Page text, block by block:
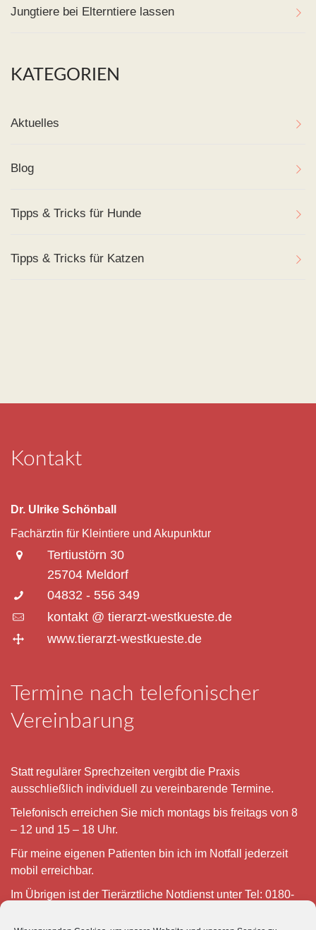
Jungtiere bei Elterntiere lassen
KATEGORIEN
Aktuelles
Blog
Tipps & Tricks für Hunde
Tipps & Tricks für Katzen
Kontakt
Dr. Ulrike Schönball
Fachärztin für Kleintiere und Akupunktur
Tertiustörn 30
25704 Meldorf
04832 - 556 349
kontakt @ tierarzt-westkueste.de
www.tierarzt-westkueste.de
Termine nach telefonischer
Vereinbarung
Statt regulärer Sprechzeiten vergibt die Praxis
ausschließlich individuell zu vereinbarende Termine.
Telefonisch erreichen Sie mich montags bis freitags von 8
– 12 und 15 – 18 Uhr.
Für meine eigenen Patienten bin ich im Notfall jederzeit
mobil erreichbar.
Im Übrigen ist der Tierärztliche Notdienst unter Tel: 0180-